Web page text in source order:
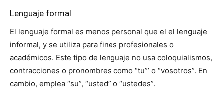
Lenguaje formal
El lenguaje formal es menos personal que el el lenguaje
informal, y se utiliza para fines profesionales o
académicos. Este tipo de lenguaje no usa coloquialismos,
contracciones o pronombres como “tu”’ o “vosotros”. En
cambio, emplea “su”, “usted” o “ustedes”.